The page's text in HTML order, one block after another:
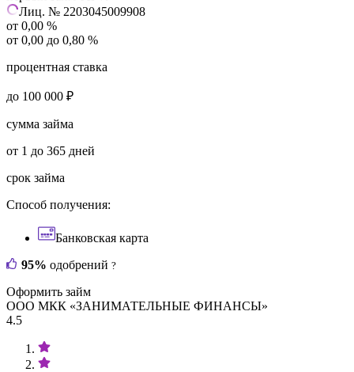
Лиц. № 2203045009908
от 0,00 %
от 0,00 до 0,80 %
процентная ставка
до 100 000 ₽
сумма займа
от 1 до 365 дней
срок займа
Способ получения:
Банковская карта
95% одобрений ?
Оформить займ
ООО МКК «ЗАНИМАТЕЛЬНЫЕ ФИНАНСЫ»
4.5